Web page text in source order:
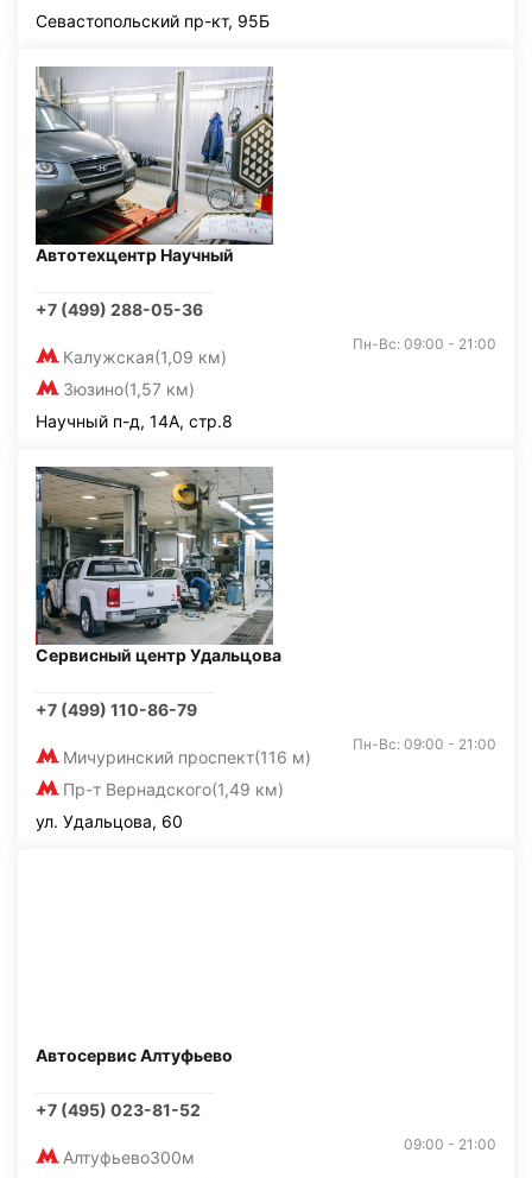
Севастопольский пр-кт, 95Б
Автотехцентр Научный
+7 (499) 288-05-36
Калужская(1,09 км)
Зюзино(1,57 км)
Пн-Вс: 09:00 - 21:00
Научный п-д, 14А, стр.8
Сервисный центр Удальцова
+7 (499) 110-86-79
Мичуринский проспект(116 м)
Пр-т Вернадского(1,49 км)
Пн-Вс: 09:00 - 21:00
ул. Удальцова, 60
Автосервис Алтуфьево
+7 (495) 023-81-52
Алтуфьево300м
09:00 - 21:00